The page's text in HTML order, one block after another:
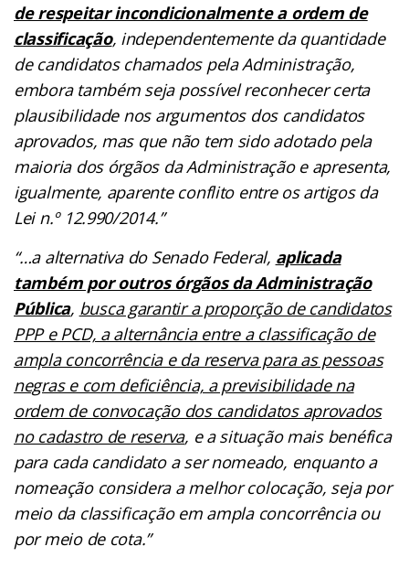
de respeitar incondicionalmente a ordem de
classificação, independentemente da quantidade
de candidatos chamados pela Administração,
embora também seja possível reconhecer certa
plausibilidade nos argumentos dos candidatos
aprovados, mas que não tem sido adotado pela
maioria dos órgãos da Administração e apresenta,
igualmente, aparente conflito entre os artigos da
Lei n.º 12.990/2014.”
“…a alternativa do Senado Federal, aplicada
também por outros órgãos da Administração
Pública, busca garantir a proporção de candidatos
PPP e PCD, a alternância entre a classificação de
ampla concorrência e da reserva para as pessoas
negras e com deficiência, a previsibilidade na
ordem de convocação dos candidatos aprovados
no cadastro de reserva, e a situação mais benéfica
para cada candidato a ser nomeado, enquanto a
nomeação considera a melhor colocação, seja por
meio da classificação em ampla concorrência ou
por meio de cota.”